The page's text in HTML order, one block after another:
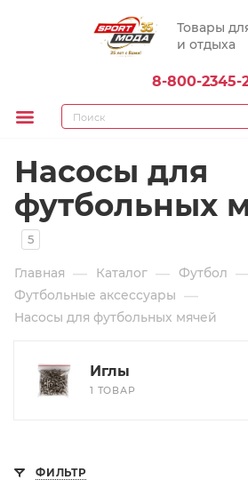
Товары
и отдыха
8-800-2345-
Насосы для
футбольных
5
Главная — Каталог — Футбол
Футбольные аксессуары —
Насосы для футбольных мячей
Иглы
1 ТОВАР
ФИЛЬТР